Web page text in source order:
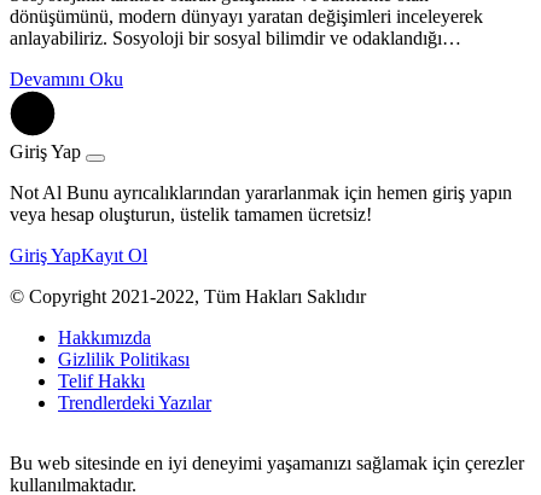
dönüşümünü, modern dünyayı yaratan değişimleri inceleyerek
anlayabiliriz. Sosyoloji bir sosyal bilimdir ve odaklandığı…
Devamını Oku
Giriş Yap
Not Al Bunu ayrıcalıklarından yararlanmak için hemen giriş yapın
veya hesap oluşturun, üstelik tamamen ücretsiz!
Giriş YapKayıt Ol
© Copyright 2021-2022, Tüm Hakları Saklıdır
Hakkımızda
Gizlilik Politikası
Telif Hakkı
Trendlerdeki Yazılar
Bu web sitesinde en iyi deneyimi yaşamanızı sağlamak için çerezler
kullanılmaktadır.